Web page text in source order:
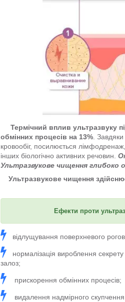
Термічний вплив ультразвуку
обмінних процесів на 13% .
кровообіг, посилюється
інших біологічно активних речовин.
Ультразвукове чищення глибоко
Ультразвукове чищення
Ефекти проти
відлущування поверхневого
нормалізація вироблення
залоз;
прискорення обмінних процесів;
видалення надмірного скупчення